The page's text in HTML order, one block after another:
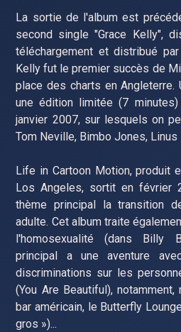
La sortie de l'album est
second single "Grace Kelly",
téléchargement et distribué
Kelly fut le premier succès de
place des charts en Angleterre.
une édition limitée (7
janvier 2007, sur lesquels on
Tom Neville, Bimbo Jones,
Life in Cartoon Motion, produit
Los Angeles, sortit en février
thème principal la transition
adulte. Cet album traite
l'homosexualité (dans Billy
principal a une aventure
discriminations sur les
(You Are Beautiful),
bar américain, le Butterfly
gros »)...